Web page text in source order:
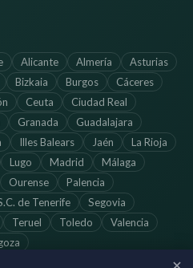
Alicante Almería
Asturias
Bizkaia Burgos
Cáceres
Ceuta
Ciudad Real
Granada
Guadalajara
Illes Balears Jaén
La Rioja
Lugo Madrid
Málaga
Ourense
Palencia
de Tenerife
Segovia
Teruel Toledo
Valencia